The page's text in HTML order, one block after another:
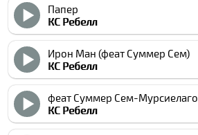
Папер
КC Ребелл
Ирон Ман (феат Суммер Cем)
КC Ребелл
феат Суммер Cем-Мурcиелаго
КC Ребелл